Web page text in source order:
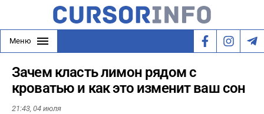
Меню
Зачем класть лимон рядом с
кроватью и как это изменит ваш сон
21:43, 04 июля